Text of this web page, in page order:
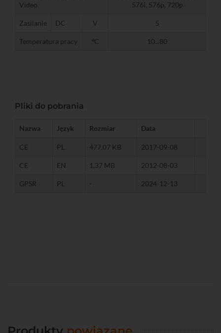
Video
576i, 576p, 720p
Zasilanie DC V 5
Temperatura pracy ºC 10...80
Pliki do pobrania
Nazwa Język Rozmiar Data
CE PL 477,07 KB 2017-09-08
CE EN 1,37 MB 2012-08-03
GPSR PL - 2024-12-13